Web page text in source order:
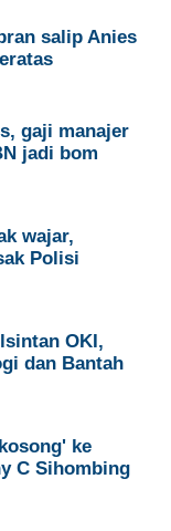
salip Anies
gaji manajer
jadi bom
wajar,
Polisi
OKI,
dan Bantah
ke
C Sihombing